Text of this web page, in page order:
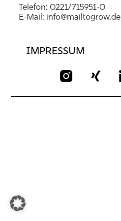
Telefon:0221/715951-0
E-Mail: info@mailtogrow.de
IMPRESSUM